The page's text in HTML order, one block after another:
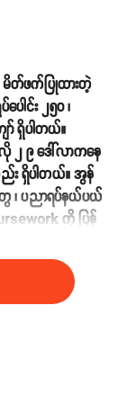
ဖက်ပြုထားတဲ့
ါင်း ၂၅၀ ၊
ာ် ရှိပါတယ်။
၂ ၉ ဒေါ်လာကနေ
း ရှိပါတယ်။ အွန်
၊ ပညာရပ်နယ်ပယ်
ကို ပြန်